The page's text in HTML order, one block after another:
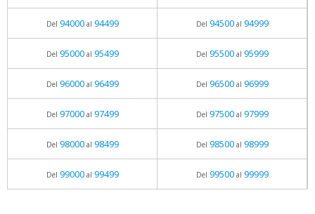
Del 94000al 94499 Del 94500al 94999
Del 95000al 95499 Del 95500al 95999
Del 96000al 96499 Del 96500al 96999
Del 97000al 97499 Del 97500al 97999
Del 98000al 98499 Del 98500al 98999
Del 99000al 99499 Del 99500al 99999